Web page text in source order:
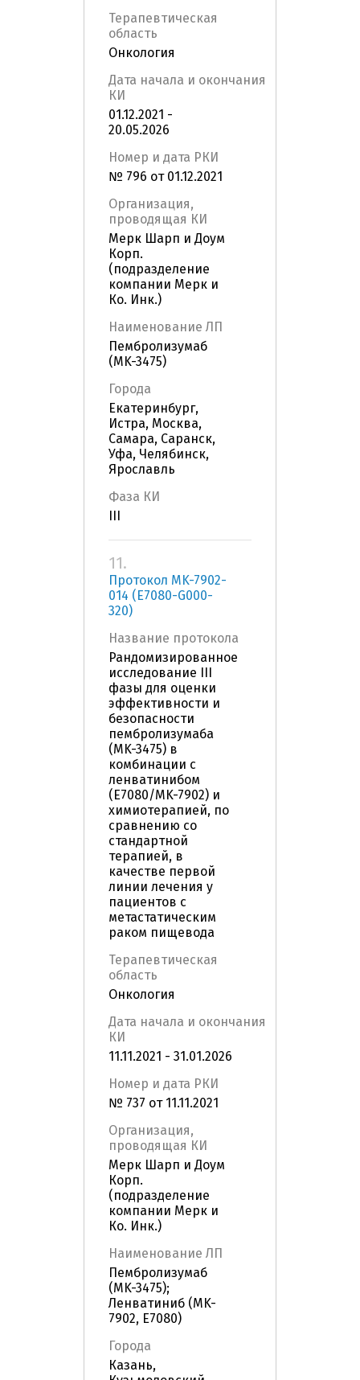
Терапевтическая
область
Онкология
Дата начала и окончания
КИ
01.12.2021 -
20.05.2026
Номер и дата РКИ
№ 796 от 01.12.2021
Организация,
проводящая КИ
Мерк Шарп и Доум
Корп.
(подразделение
компании Мерк и
Ко. Инк.)
Наименование ЛП
Пембролизумаб
(MK-3475)
Города
Екатеринбург,
Истра, Москва,
Самара, Саранск,
Уфа, Челябинск,
Ярославль
Фаза КИ
11.
Протокол MK-7902-
014 (E7080-G000-
320)
Название протокола
Рандомизированное
исследование III
фазы для оценки
эффективности и
безопасности
пембролизумаба
(MK-3475) в
комбинации с
ленватинибом
(E7080/MK-7902) и
химиотерапией, по
сравнению со
стандартной
терапией, в
качестве первой
линии лечения у
пациентов с
метастатическим
раком пищевода
Терапевтическая
область
Онкология
Дата начала и окончания
КИ
11.11.2021 - 31.01.2026
Номер и дата РКИ
№ 737 от 11.11.2021
Организация,
проводящая КИ
Мерк Шарп и Доум
Корп.
(подразделение
компании Мерк и
Ко. Инк.)
Наименование ЛП
Пембролизумаб
(MK-3475);
Ленватиниб (MK-
7902, E7080)
Города
Казань,